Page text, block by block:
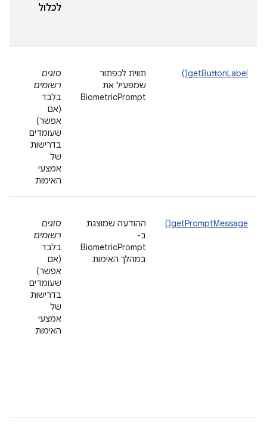
לכלול
getButtonLabel()
תווית לכפתור
שמפעיל את
BiometricPrompt
סוגים
רשומים
בלבד
(אם
אפשר)
שעומדים
בדרישות
של
אמצעי
האימות
getPromptMessage()
ההודעה שמוצגת
ב-
BiometricPrompt
במהלך האימות
סוגים
רשומים
בלבד
(אם
אפשר)
שעומדים
בדרישות
של
אמצעי
האימות